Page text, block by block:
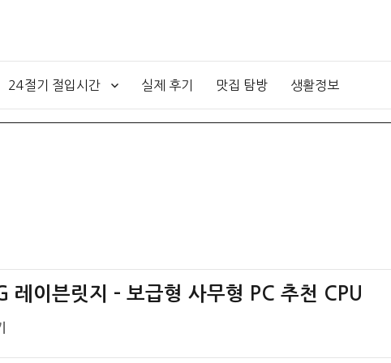
24절기 절입시간 실제 후기 맛집 탐방 생활정보
이븐릿지 – 보급형 사무형 PC 추천 CPU